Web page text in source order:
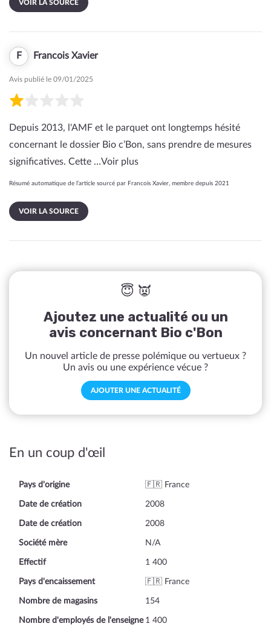
VOIR LA SOURCE
F Francois Xavier
Avis publié le 09/01/2025
Depuis 2013, l'AMF et le parquet ont longtemps hésité
concernant le dossier Bio c’Bon, sans prendre de mesures
significatives. Cette …Voir plus
Résumé automatique de l’article sourcé par Francois Xavier, membre depuis 2021
VOIR LA SOURCE
😇 👿
Ajoutez une actualité ou un
avis concernant Bio c'Bon
Un nouvel article de presse polémique ou vertueux ?
Un avis ou une expérience vécue ?
AJOUTER UNE ACTUALITÉ
En un coup d'œil
Pays d'origine 🇫🇷 France
Date de création 2008
Date de création 2008
Société mère N/A
Effectif 1 400
Pays d'encaissement 🇫🇷 France
Nombre de magasins 154
Nombre d'employés de l'enseigne 1 400